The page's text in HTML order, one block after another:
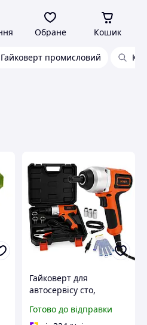
Обране Кошик
Гайковерт промисловий
Гайковерт для
автосервісу сто,
гайковерт для
Готово до відправки